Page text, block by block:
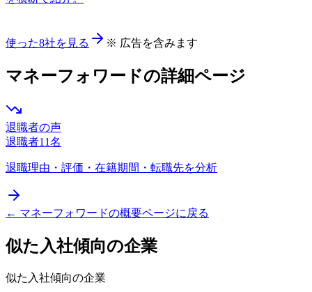
使った8社を見る ※ 広告を含みます
マネーフォワードの詳細ページ
退職者の声
退職者11名
退職理由・評価・在籍期間・転職先を分析
← マネーフォワードの概要ページに戻る
似た入社傾向の企業
似た入社傾向の企業